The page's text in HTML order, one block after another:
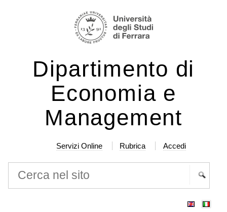
navigazione
Dipartimento di
Economia e
Management
Servizi Online Rubrica Accedi